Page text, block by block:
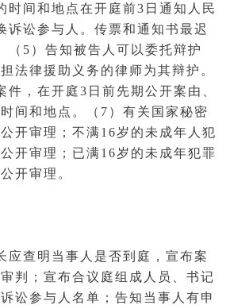
时间和地点在开庭前3日通知人民
诉讼参与人。传票和通知书最迟
（5）告知被告人可以委托辩护
法律援助 义务的律师为其辩护 。
件，在开庭3日前先期公开案由
间和地点。（7）有关国家秘密
公开审理 ；不满16岁的 未成年人犯
开审理；已满16岁的未成年犯罪
开审理。
应查明 当事人 是否到庭，宣布案
判；宣布合议庭组成人员、书记
讼参与人名单；告知当事人有申